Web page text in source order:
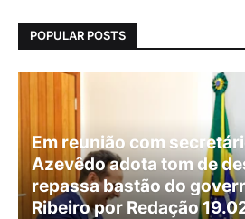
POPULAR POSTS
Em reunião com
Azevêdo adota tom de
repassa bastão do
Ribeiro por Redação